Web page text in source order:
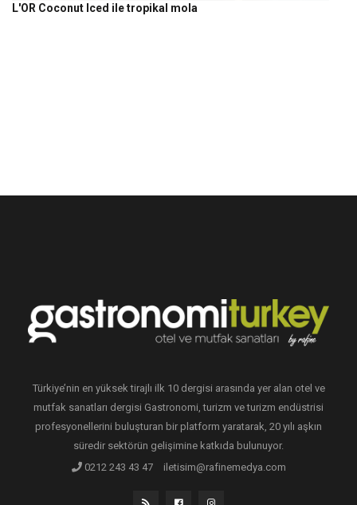
L'OR Coconut Iced ile tropikal mola
Türkiye’nin en yüksek tirajlı ilk 10 dergisi arasında yer alan otel ve
mutfak sanatları dergisi Gastronomi, turizm ve turizm endüstrisi
profesyonellerini buluşturan bir platform yaratarak, 20 yılı aşkın
süredir sektörün gelişimine katkıda bulunuyor.
0212 243 43 47
iletisim@rafinemedya.com